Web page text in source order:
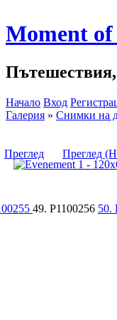
Moment of
Пътешествия,
Начало Вход
Галерия » Снимки на
Преглед Преглед
49. P1100256 50.